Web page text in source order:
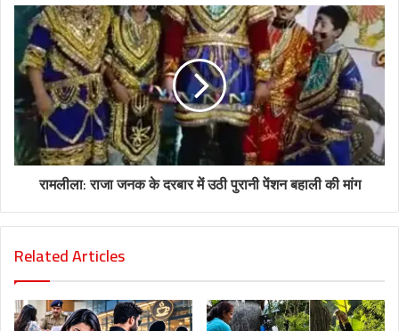
रामलीला: राजा जनक के दरबार में उठी पुरानी पेंशन बहाली की मांग
Related Articles